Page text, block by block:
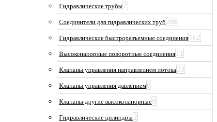
Гидравлические трубы2
Соединители для гидравлических труб 288
Гидравлические быстроразъемные соединения 162
Высоконапорные поворотные соединения 11
Клапаны управления направлением потока33
Клапаны управления давлением6
Клапаны другие высоконапорные6
Гидравлические цилиндры2